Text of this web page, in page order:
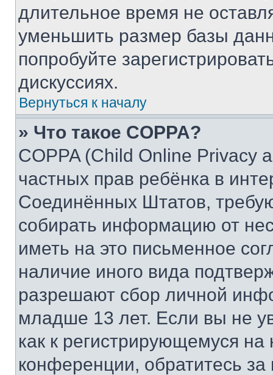
длительное время не
уменьшить размер базы
попробуйте
дискуссиях.
Вернуться к началу
» Что такое COPPA?
COPPA (Child Online Privacy
частных прав ребёнка в
Соединённых Штатов,
собирать информацию от
иметь на это письменное
наличие иного вида
разрешают сбор личной
младше 13 лет. Если вы не
как к регистрирующемуся
конференции, обратитесь